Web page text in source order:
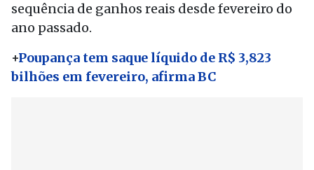
sequência de ganhos reais desde fevereiro do
ano passado.
+Poupança tem saque líquido de R$ 3,823
bilhões em fevereiro, afirma BC